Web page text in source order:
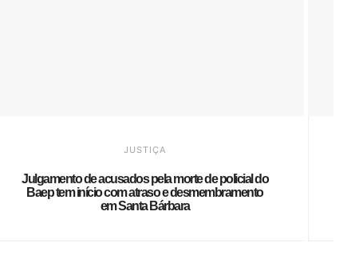
JUSTIÇA
Julgamento de acusados pela morte de policial do
Baep tem início com atraso e desmembramento
em Santa Bárbara